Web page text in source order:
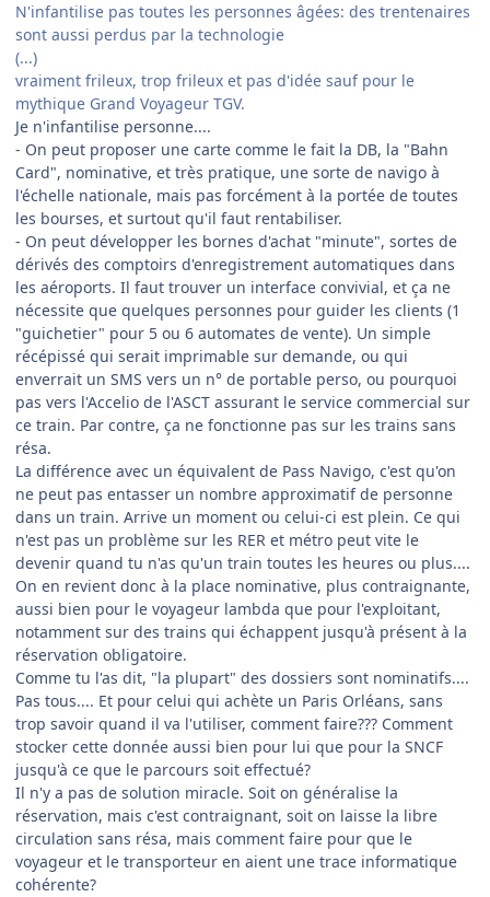
N'infantilise pas toutes les personnes âgées: des trentenaires
sont aussi perdus par la technologie
(...)
vraiment frileux, trop frileux et pas d'idée sauf pour le
mythique Grand Voyageur TGV.
Je n'infantilise personne....
- On peut proposer une carte comme le fait la DB, la "Bahn
Card", nominative, et très pratique, une sorte de navigo à
l'échelle nationale, mais pas forcément à la portée de toutes
les bourses, et surtout qu'il faut rentabiliser.
- On peut développer les bornes d'achat "minute", sortes de
dérivés des comptoirs d'enregistrement automatiques dans
les aéroports. Il faut trouver un interface convivial, et ça ne
nécessite que quelques personnes pour guider les clients (1
"guichetier" pour 5 ou 6 automates de vente). Un simple
récépissé qui serait imprimable sur demande, ou qui
enverrait un SMS vers un n° de portable perso, ou pourquoi
pas vers l'Accelio de l'ASCT assurant le service commercial sur
ce train. Par contre, ça ne fonctionne pas sur les trains sans
résa.
La différence avec un équivalent de Pass Navigo, c'est qu'on
ne peut pas entasser un nombre approximatif de personne
dans un train. Arrive un moment ou celui-ci est plein. Ce qui
n'est pas un problème sur les RER et métro peut vite le
devenir quand tu n'as qu'un train toutes les heures ou plus....
On en revient donc à la place nominative, plus contraignante,
aussi bien pour le voyageur lambda que pour l'exploitant,
notamment sur des trains qui échappent jusqu'à présent à la
réservation obligatoire.
Comme tu l'as dit, "la plupart" des dossiers sont nominatifs....
Pas tous.... Et pour celui qui achète un Paris Orléans, sans
trop savoir quand il va l'utiliser, comment faire??? Comment
stocker cette donnée aussi bien pour lui que pour la SNCF
jusqu'à ce que le parcours soit effectué?
Il n'y a pas de solution miracle. Soit on généralise la
réservation, mais c'est contraignant, soit on laisse la libre
circulation sans résa, mais comment faire pour que le
voyageur et le transporteur en aient une trace informatique
cohérente?